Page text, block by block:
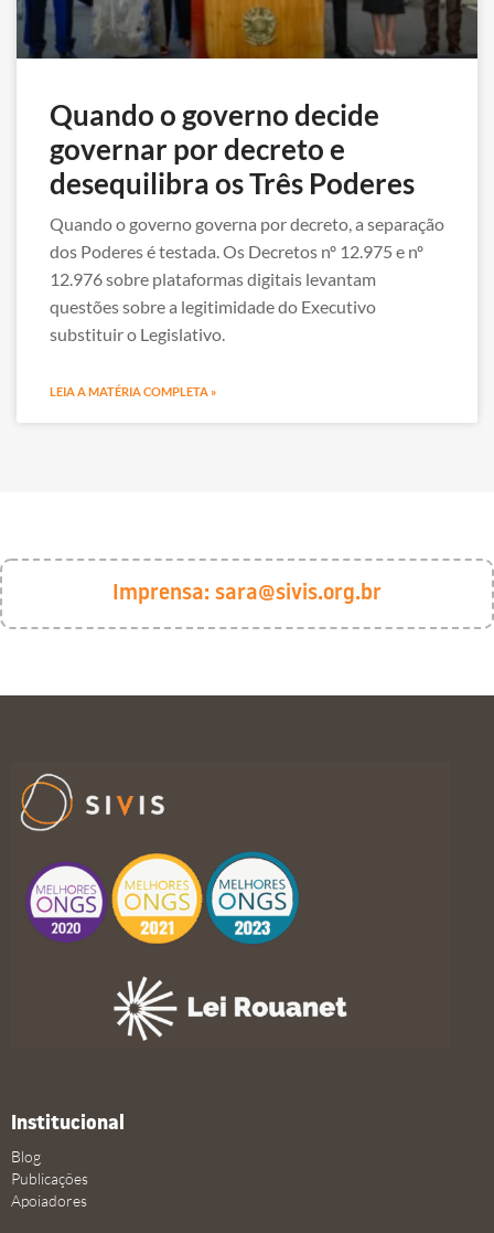
Quando o governo decide
governar por decreto e
desequilibra os Três Poderes
Quando o governo governa por decreto, a separação
dos Poderes é testada. Os Decretos nº 12.975 e nº
12.976 sobre plataformas digitais levantam
questões sobre a legitimidade do Executivo
substituir o Legislativo.
LEIA A MATÉRIA COMPLETA »
Imprensa: sara@sivis.org.br
Institucional
Blog
Publicações
Apoiadores